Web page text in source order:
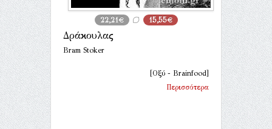
22,21€ 15,55€
Δράκουλας
Bram Stoker
[Οξύ - Brainfood]
Περισσότερα